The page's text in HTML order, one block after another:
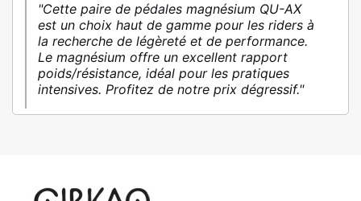
"Cette paire de pédales magnésium QU-AX
est un choix haut de gamme pour les riders à
la recherche de légèreté et de performance.
Le magnésium offre un excellent rapport
poids/résistance, idéal pour les pratiques
intensives. Profitez de notre prix dégressif."